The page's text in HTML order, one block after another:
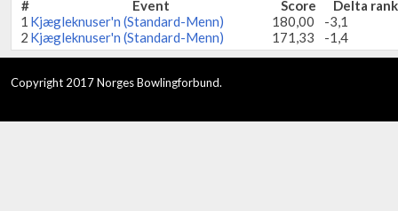
# Event Score
Delta rank
1 Kjægleknuser'n (Standard-Menn) 180,00
-3,1
2 Kjægleknuser'n (Standard-Menn) 171,33 -1,4
Copyright 2017 Norges Bowlingforbund.